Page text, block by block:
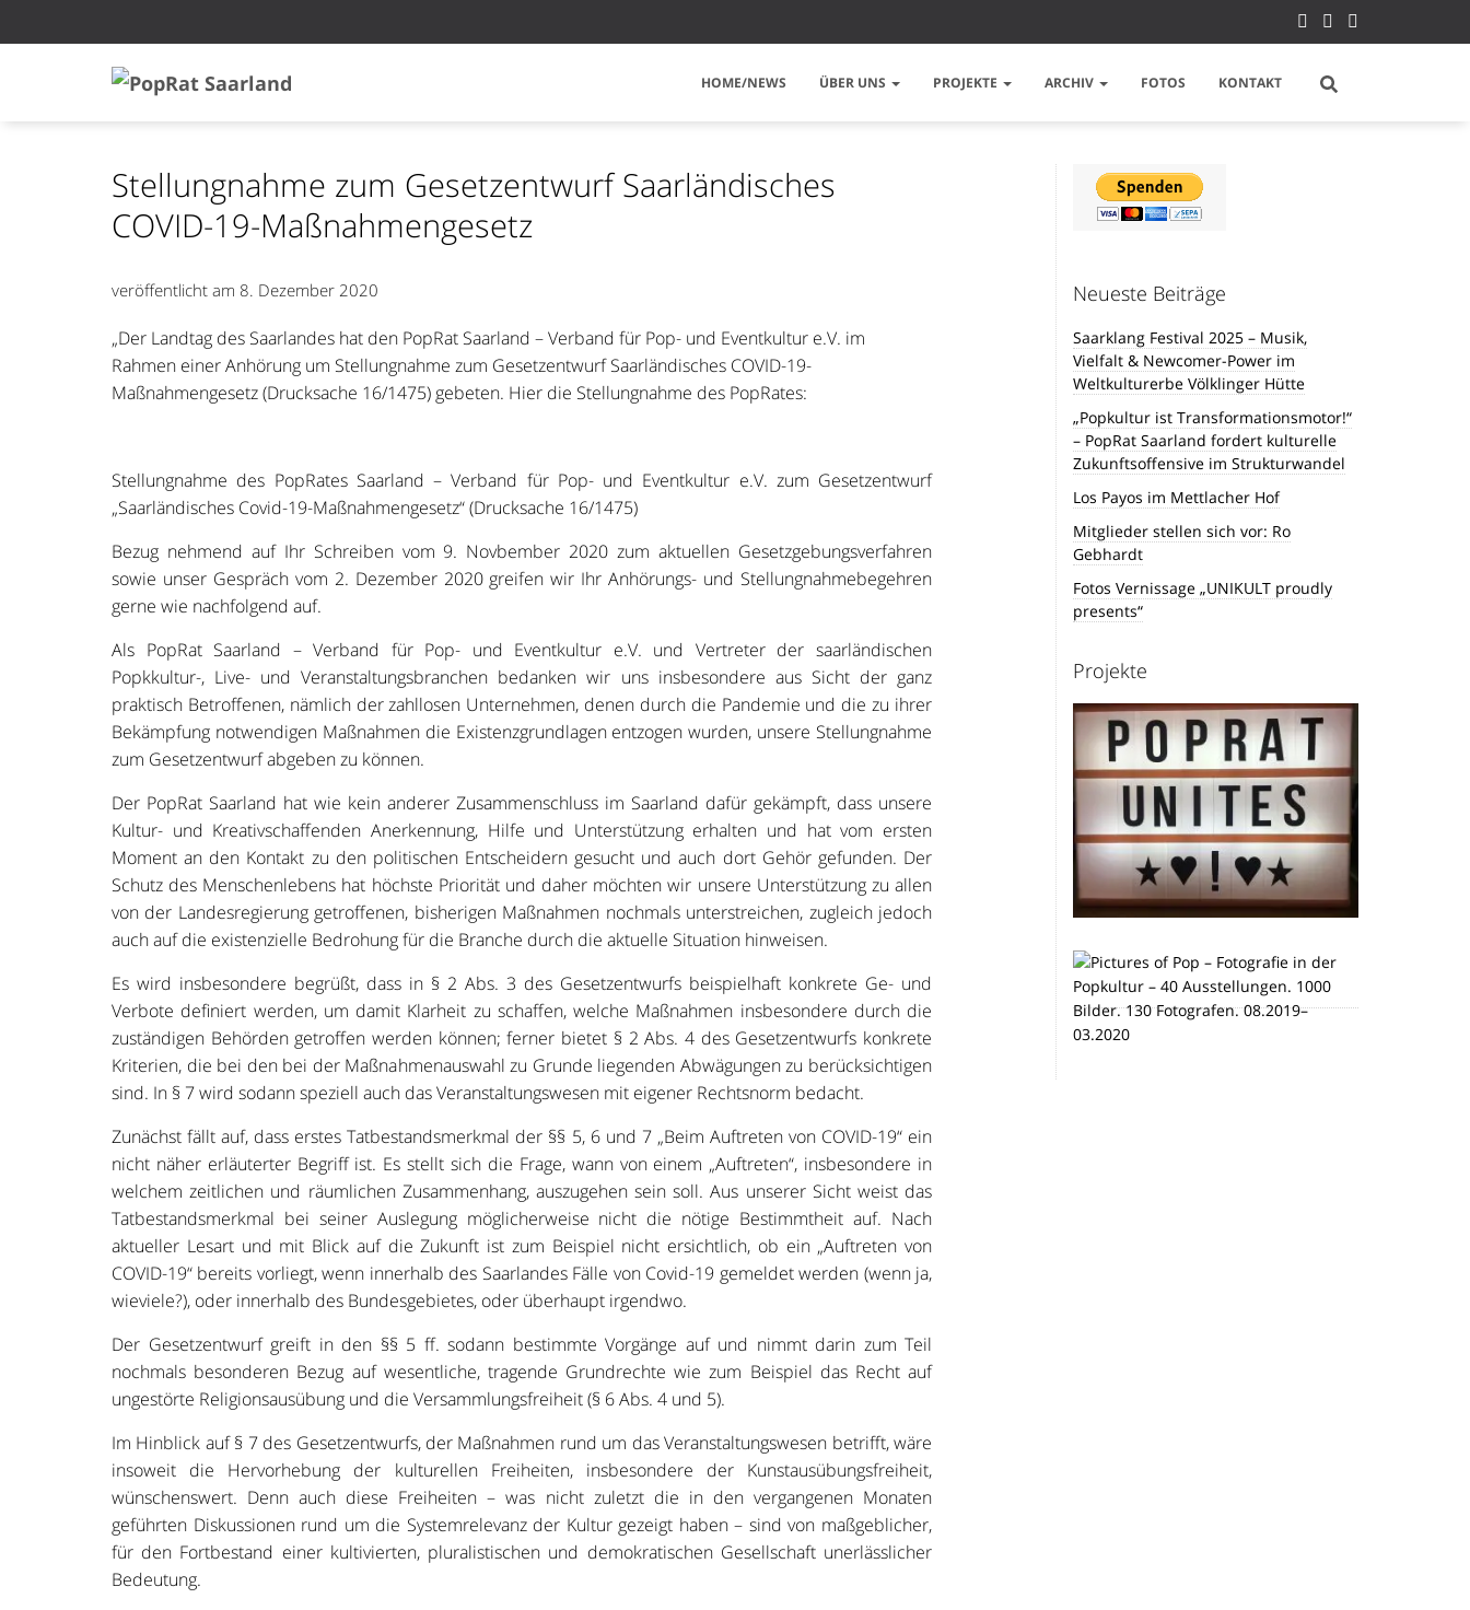
HOME/NEWS ÜBER UNS PROJEKTE ARCHIV FOTOS KONTAKT
Stellungnahme zum Gesetzentwurf Saarländisches
COVID-19-Maßnahmengesetz
veröffentlicht am 8. Dezember 2020
„Der Landtag des Saarlandes hat den PopRat Saarland – Verband für Pop- und Eventkultur e.V. im
Rahmen einer Anhörung um Stellungnahme zum Gesetzentwurf Saarländisches COVID-19-
Maßnahmengesetz (Drucksache 16/1475) gebeten. Hier die Stellungnahme des PopRates:
Stellungnahme des PopRates Saarland – Verband für Pop- und Eventkultur e.V. zum Gesetzentwurf
„Saarländisches Covid-19-Maßnahmengesetz“ (Drucksache 16/1475)
Bezug nehmend auf Ihr Schreiben vom 9. Novbember 2020 zum aktuellen Gesetzgebungsverfahren
sowie unser Gespräch vom 2. Dezember 2020 greifen wir Ihr Anhörungs- und Stellungnahmebegehren
gerne wie nachfolgend auf.
Als PopRat Saarland – Verband für Pop- und Eventkultur e.V. und Vertreter der saarländischen
Popkkultur-, Live- und Veranstaltungsbranchen bedanken wir uns insbesondere aus Sicht der ganz
praktisch Betroffenen, nämlich der zahllosen Unternehmen, denen durch die Pandemie und die zu ihrer
Bekämpfung notwendigen Maßnahmen die Existenzgrundlagen entzogen wurden, unsere Stellungnahme
zum Gesetzentwurf abgeben zu können.
Der PopRat Saarland hat wie kein anderer Zusammenschluss im Saarland dafür gekämpft, dass unsere
Kultur- und Kreativschaffenden Anerkennung, Hilfe und Unterstützung erhalten und hat vom ersten
Moment an den Kontakt zu den politischen Entscheidern gesucht und auch dort Gehör gefunden. Der
Schutz des Menschenlebens hat höchste Priorität und daher möchten wir unsere Unterstützung zu allen
von der Landesregierung getroffenen, bisherigen Maßnahmen nochmals unterstreichen, zugleich jedoch
auch auf die existenzielle Bedrohung für die Branche durch die aktuelle Situation hinweisen.
Es wird insbesondere begrüßt, dass in § 2 Abs. 3 des Gesetzentwurfs beispielhaft konkrete Ge- und
Verbote definiert werden, um damit Klarheit zu schaffen, welche Maßnahmen insbesondere durch die
zuständigen Behörden getroffen werden können; ferner bietet § 2 Abs. 4 des Gesetzentwurfs konkrete
Kriterien, die bei den bei der Maßnahmenauswahl zu Grunde liegenden Abwägungen zu berücksichtigen
sind. In § 7 wird sodann speziell auch das Veranstaltungswesen mit eigener Rechtsnorm bedacht.
Zunächst fällt auf, dass erstes Tatbestandsmerkmal der §§ 5, 6 und 7 „Beim Auftreten von COVID-19“ ein
nicht näher erläuterter Begriff ist. Es stellt sich die Frage, wann von einem „Auftreten“, insbesondere in
welchem zeitlichen und räumlichen Zusammenhang, auszugehen sein soll. Aus unserer Sicht weist das
Tatbestandsmerkmal bei seiner Auslegung möglicherweise nicht die nötige Bestimmtheit auf. Nach
aktueller Lesart und mit Blick auf die Zukunft ist zum Beispiel nicht ersichtlich, ob ein „Auftreten von
COVID-19“ bereits vorliegt, wenn innerhalb des Saarlandes Fälle von Covid-19 gemeldet werden (wenn ja,
wieviele?), oder innerhalb des Bundesgebietes, oder überhaupt irgendwo.
Der Gesetzentwurf greift in den §§ 5 ff. sodann bestimmte Vorgänge auf und nimmt darin zum Teil
nochmals besonderen Bezug auf wesentliche, tragende Grundrechte wie zum Beispiel das Recht auf
ungestörte Religionsausübung und die Versammlungsfreiheit (§ 6 Abs. 4 und 5).
Im Hinblick auf § 7 des Gesetzentwurfs, der Maßnahmen rund um das Veranstaltungswesen betrifft, wäre
insoweit die Hervorhebung der kulturellen Freiheiten, insbesondere der Kunstausübungsfreiheit,
wünschenswert. Denn auch diese Freiheiten – was nicht zuletzt die in den vergangenen Monaten
geführten Diskussionen rund um die Systemrelevanz der Kultur gezeigt haben – sind von maßgeblicher,
für den Fortbestand einer kultivierten, pluralistischen und demokratischen Gesellschaft unerlässlicher
Bedeutung.
Neueste Beiträge
Saarklang Festival 2025 – Musik,
Vielfalt & Newcomer-Power im
Weltkulturerbe Völklinger Hütte
„Popkultur ist Transformationsmotor!“
– PopRat Saarland fordert kulturelle
Zukunftsoffensive im Strukturwandel
Los Payos im Mettlacher Hof
Mitglieder stellen sich vor: Ro
Gebhardt
Fotos Vernissage „UNIKULT proudly
presents“
Projekte